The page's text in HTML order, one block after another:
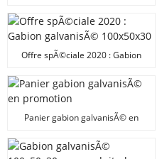
meilleures ventes 2020
Offre spÃ©ciale 2020 : Gabion
Panier gabion galvanisÃ© en